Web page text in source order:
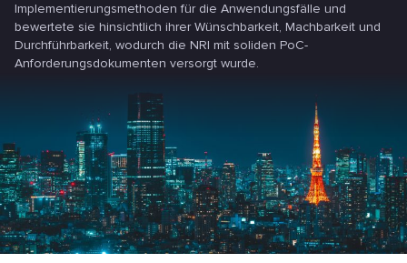
Implementierungsmethoden für die Anwendungsfälle und
bewertete sie hinsichtlich ihrer Wünschbarkeit, Machbarkeit und
Durchführbarkeit, wodurch die NRI mit soliden PoC-
Anforderungsdokumenten versorgt wurde.